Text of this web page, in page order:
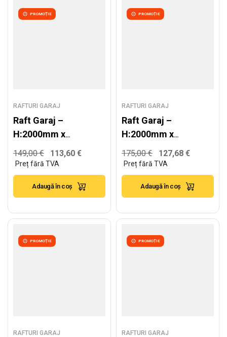
PROMOȚIE
RAFTURI GARAJ
Raft Garaj –
H:2000mm x
L:1620mm x
W:600mm,
250kg/nivel
149,00€ 113,60 €
Adaugă în coș
PROMOȚIE
RAFTURI GARAJ
Raft Garaj –
H:2000mm x
L:1920mm x
W:600mm,
300kg/nivel
175,00€ 127,68 €
Adaugă în coș
PROMOȚIE
RAFTURI GARAJ
PROMOȚIE
RAFTURI GARAJ